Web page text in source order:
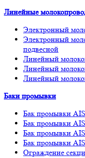
Линейные
Электронный
Электронный
подвесной
Линейный
Линейный
Линейный
Баки промывки
Бак промывки
Бак промывки
Бак промывки
Бак промывки
Ограждение